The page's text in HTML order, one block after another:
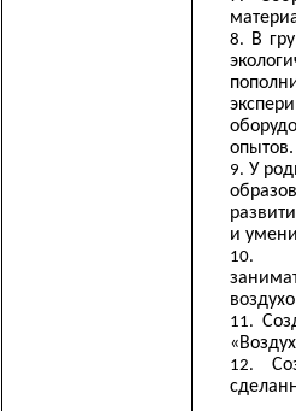
В
опытов.
У
и